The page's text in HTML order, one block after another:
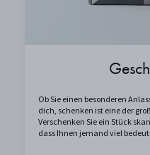
Ob Sie einen besonderen
dich, schenken ist eine der
Verschenken Sie ein Stück
dass Ihnen jemand viel